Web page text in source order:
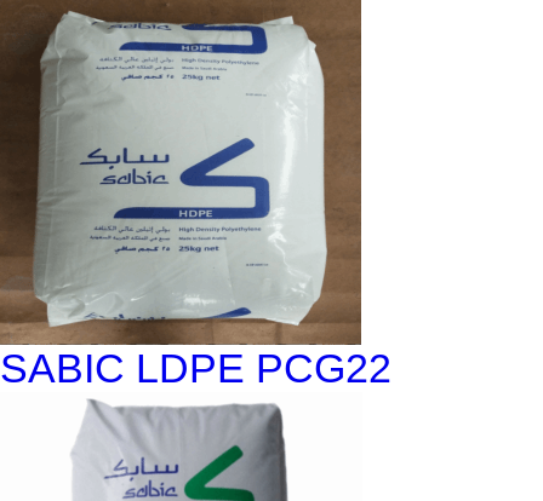
SABIC LDPE PCG22